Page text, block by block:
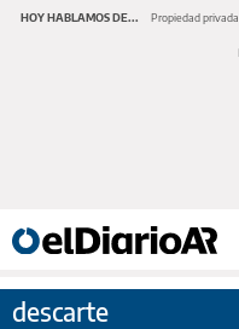
HOY HABLAMOS DE... Propiedad privada
descarte